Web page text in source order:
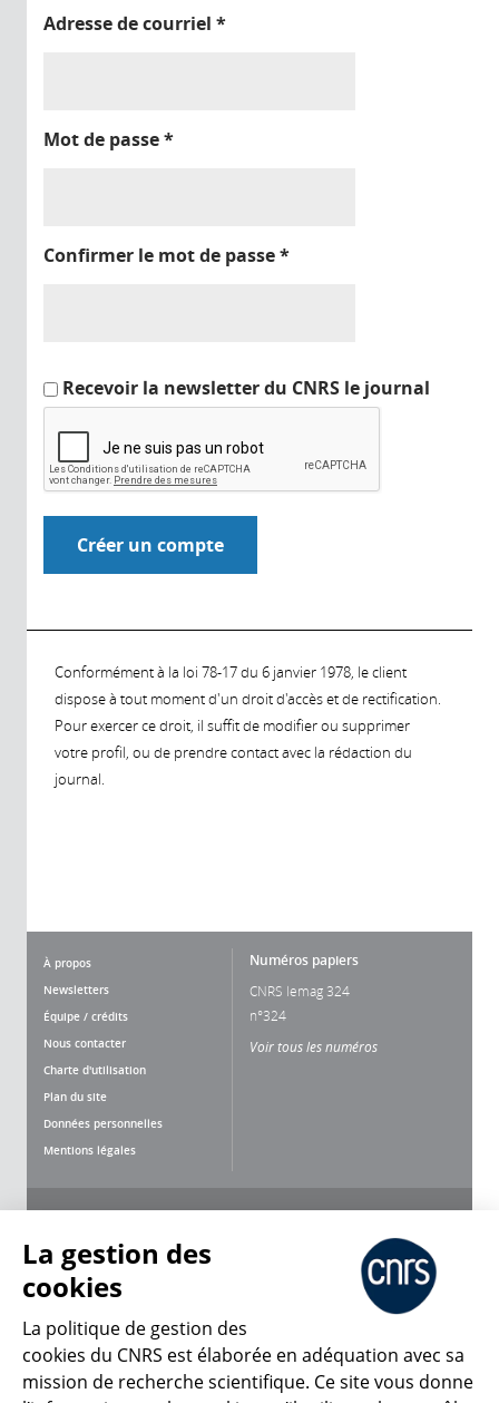
Adresse de courriel *
Mot de passe*
Confirmer le mot de passe*
Recevoir la newsletter du CNRS le journal
Conformément à la loi 78-17 du 6 janvier 1978, le client
dispose à tout moment d'un droit d'accès et de rectification.
Pour exercer ce droit, il suffit de modifier ou supprimer
votre profil, ou de prendre contact avec la rédaction du
journal.
À propos
Newsletters
Équipe / crédits
Nous contacter
Charte d'utilisation
Plan du site
Données personnelles
Mentions légales
Numéros papiers
CNRS lemag 324
n°324
Voir tous les numéros
CNRS Le Mag
La gestion des
cookies
La politique de gestion des
cookies du CNRS est élaborée en adéquation avec sa
mission de recherche scientifique. Ce site vous donne